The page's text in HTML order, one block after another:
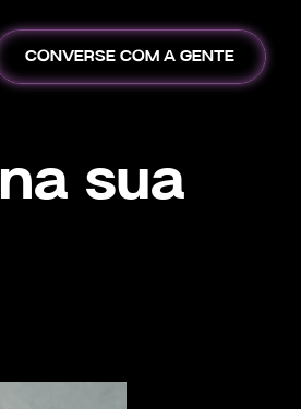
CONVERSE COM A GENTE
sua